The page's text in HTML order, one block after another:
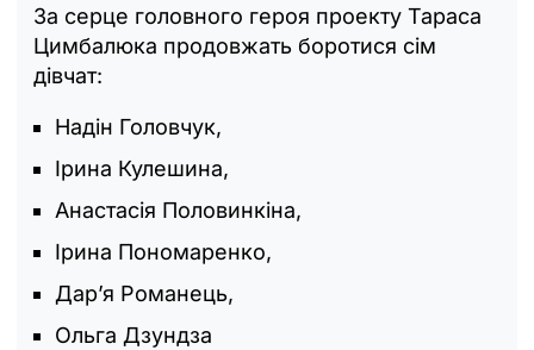
За серце головного героя проекту Тараса
Цимбалюка продовжать боротися сім
дівчат:
Надін Головчук,
Ірина Кулешина,
Анастасія Половинкіна,
Ірина Пономаренко,
Дар’я Романець,
Ольга Дзундза